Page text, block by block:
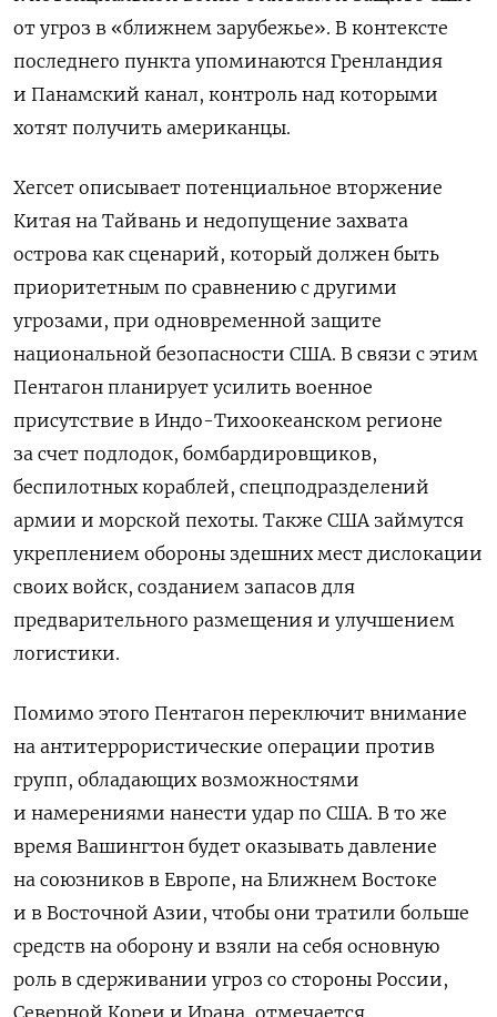
от угроз в «ближнем зарубежье». В контексте
последнего пункта упоминаются Гренландия
и Панамский канал, контроль над которыми
хотят получить американцы.
Хегсет описывает потенциальное вторжение
Китая на Тайвань и недопущение захвата
острова как сценарий, который должен быть
приоритетным по сравнению с другими
угрозами, при одновременной защите
национальной безопасности США. В связи с этим
Пентагон планирует усилить военное
присутствие в Индо-Тихоокеанском регионе
за счет подлодок, бомбардировщиков,
беспилотных кораблей, спецподразделений
армии и морской пехоты. Также США займутся
укреплением обороны здешних мест дислокации
своих войск, созданием запасов для
предварительного размещения и улучшением
логистики.
Помимо этого Пентагон переключит внимание
на антитеррористические операции против
групп, обладающих возможностями
и намерениями нанести удар по США. В то же
время Вашингтон будет оказывать давление
на союзников в Европе, на Ближнем Востоке
и в Восточной Азии, чтобы они тратили больше
средств на оборону и взяли на себя основную
роль в сдерживании угроз со стороны России,
Северной Кореи и Ирана, отмечается